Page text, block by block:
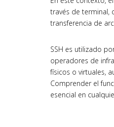
través de terminal,
transferencia de
SSH es utilizado
operadores de
físicos o virtuales,
Comprender el
esencial en